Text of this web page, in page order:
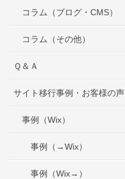
コラム（ブログ・CMS）
コラム（その他）
Ｑ＆Ａ
サイト移行事例・お客様の声
事例（Wix）
事例（→Wix）
事例（Wix→）